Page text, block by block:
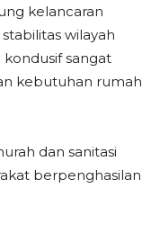
kelancaran
wilayah
sangat
kebutuhan rumah
dan sanitasi
berpenghasilan